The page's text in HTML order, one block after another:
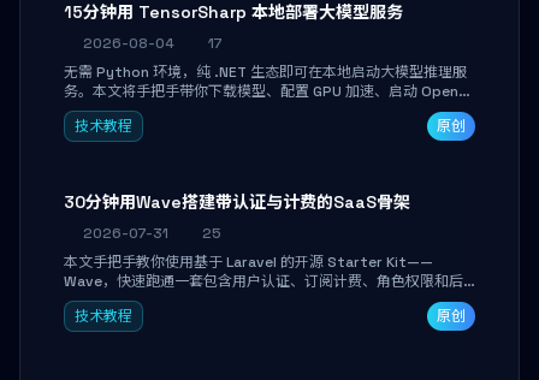
15分钟用 TensorSharp 本地部署大模型服务
2026-08-04
17
无需 Python 环境，纯 .NET 生态即可在本地启动大模型推理服
务。本文将手把手带你下载模型、配置 GPU 加速、启动 OpenAI
兼容 API，并在 C# 业务代码中无缝调用。数据不出网，零门槛
搞定本地 LLM 部署。
技术教程 原创
30分钟用Wave搭建带认证与计费的SaaS骨架
2026-07-31
25
本文手把手教你使用基于 Laravel 的开源 Starter Kit——
Wave，快速跑通一套包含用户认证、订阅计费、角色权限和后
台管理的完整 SaaS 骨架。附带 Stripe 测试支付对接与自定义
业务页面开发实战，助你省去重复基建时间，将精力聚焦于核心
技术教程 原创